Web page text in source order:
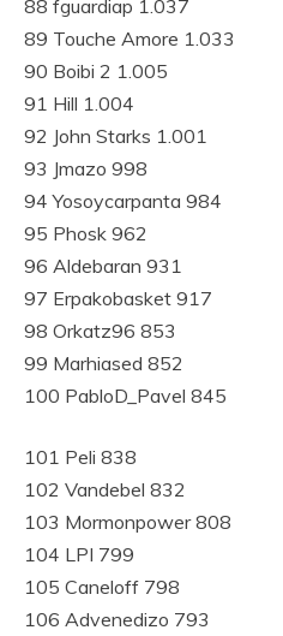
88 fguardiap 1.037
89 Touche Amore 1.033
90 Boibi 2 1.005
91 Hill 1.004
92 John Starks 1.001
93 Jmazo 998
94 Yosoycarpanta 984
95 Phosk 962
96 Aldebaran 931
97 Erpakobasket 917
98 Orkatz96 853
99 Marhiased 852
100 PabloD_Pavel 845
101 Peli 838
102 Vandebel 832
103 Mormonpower 808
104 LPI 799
105 Caneloff 798
106 Advenedizo 793